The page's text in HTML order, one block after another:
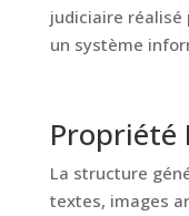
judiciaire réalisé
un système
Propriété
La structure
textes, images